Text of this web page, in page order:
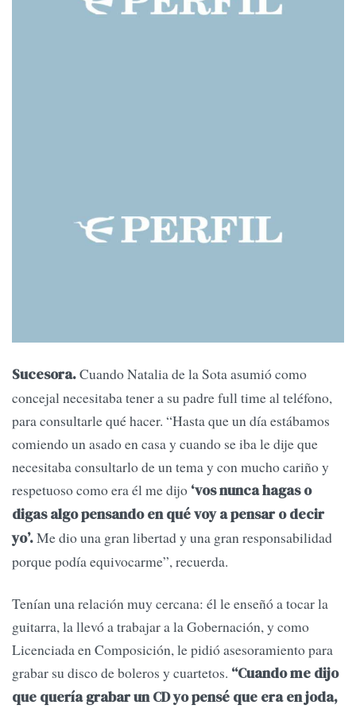
Sucesora.Cuando Natalia de la Sota asumió como
concejal necesitaba tener a su padre full time al teléfono,
para consultarle qué hacer. “Hasta que un día estábamos
comiendo un asado en casa y cuando se iba le dije que
necesitaba consultarlo de un tema y con mucho cariño y
respetuoso como era él me dijo ‘vos nunca hagas o
digas algo pensando en qué voy a pensar o decir
yo’.Me dio una gran libertad y una gran responsabilidad
porque podía equivocarme”, recuerda.
Tenían una relación muy cercana: él le enseñó a tocar la
guitarra, la llevó a trabajar a la Gobernación, y como
Licenciada en Composición, le pidió asesoramiento para
grabar su disco de boleros y cuartetos. “Cuando me dijo
que quería grabar un CD yo pensé que era en joda,